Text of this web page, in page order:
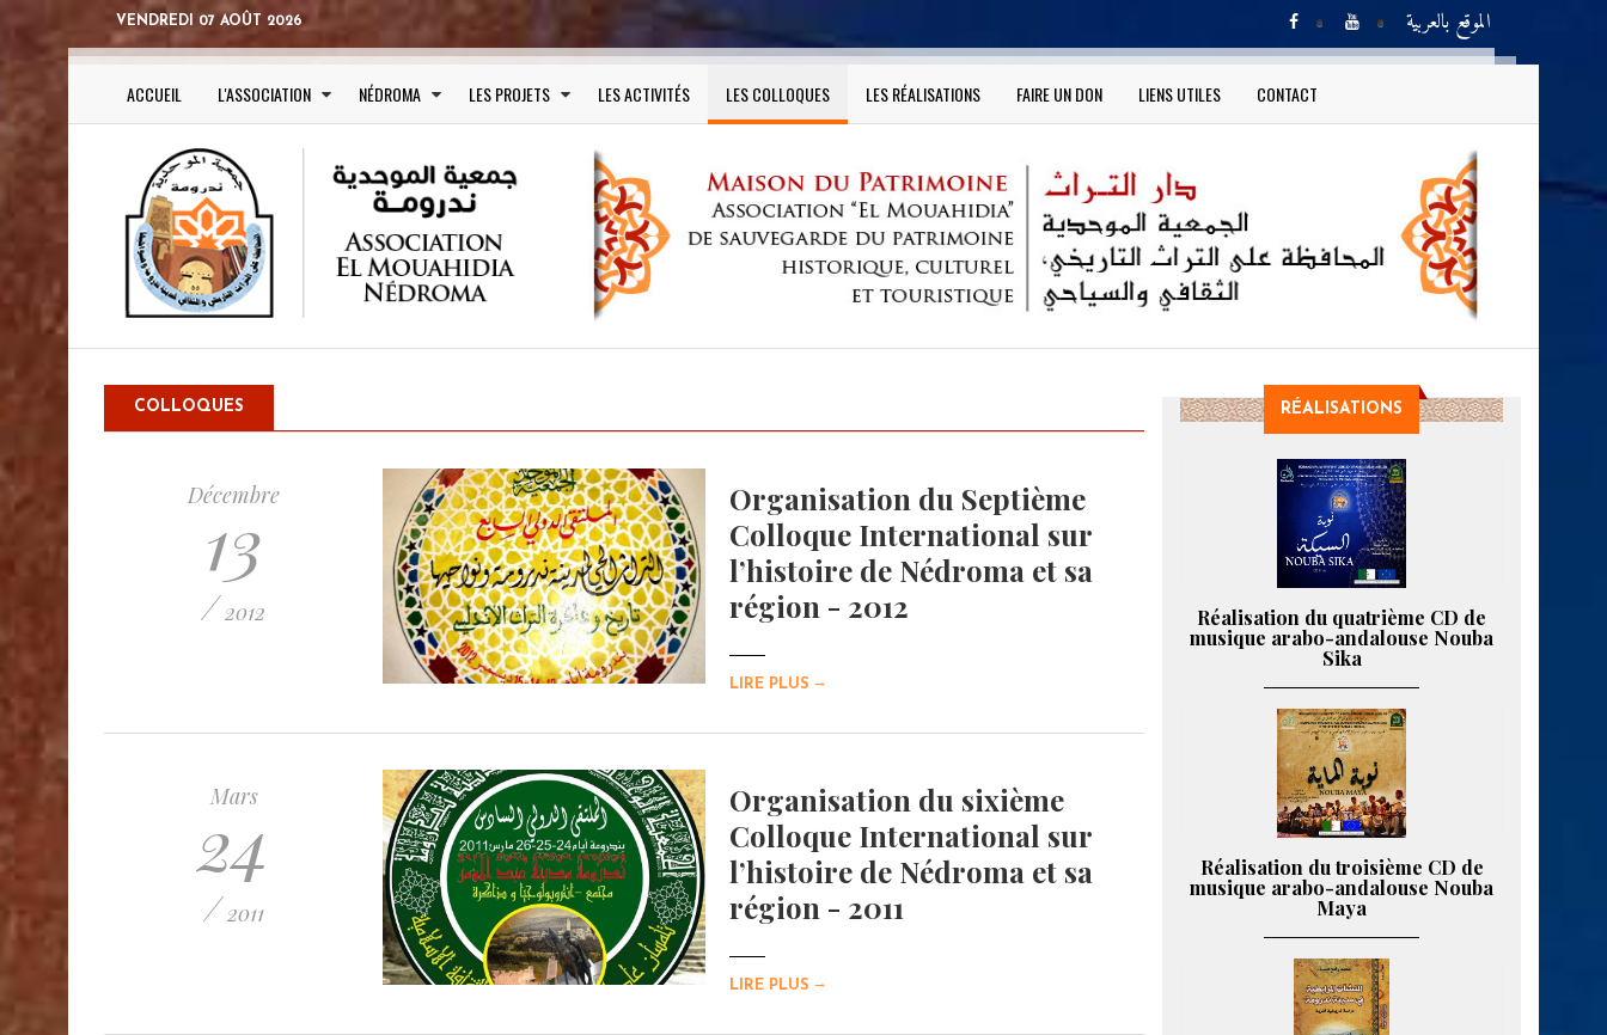
VENDREDI 07 AOÛT 2026 الموقع بالعربية
ACCUEIL L'ASSOCIATION NÉDROMA LES PROJETS LES ACTIVITÉS LES COLLOQUES LES RÉALISATIONS FAIRE UN DON LIENS UTILES CONTACT
COLLOQUES
Décembre
13
/2012
Organisation du Septième
Colloque International sur
l’histoire de Nédroma et sa
région - 2012
LIRE PLUS →
Mars
24
/ 2011
Organisation du sixième
Colloque International sur
l’histoire de Nédroma et sa
région - 2011
LIRE PLUS →
RÉALISATIONS
Réalisation du quatrième CD de
musique arabo-andalouse Nouba
Sika
Réalisation du troisième CD de
musique arabo-andalouse Nouba
Maya